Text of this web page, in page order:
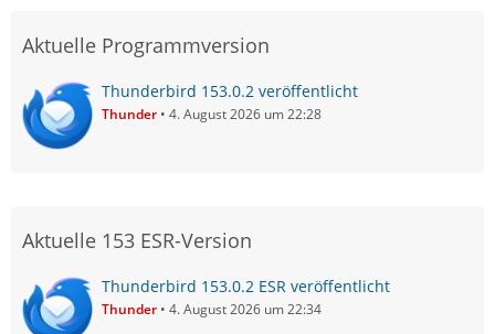
Aktuelle Programmversion
Thunderbird 153.0.2 veröffentlicht
Thunder 4. August 2026 um 22:28
Aktuelle 153 ESR-Version
Thunderbird 153.0.2 ESR veröffentlicht
Thunder 4. August 2026 um 22:34